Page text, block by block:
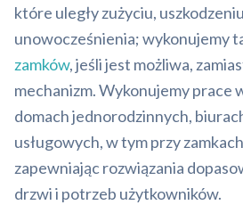
które uległy zużyciu,
unowocześnienia; wykonujemy
zamków, jeśli jest możliwa,
mechanizm. Wykonujemy prace
domach jednorodzinnych,
usługowych, w tym przy
zapewniając rozwiązania
drzwi i potrzeb użytkowników.